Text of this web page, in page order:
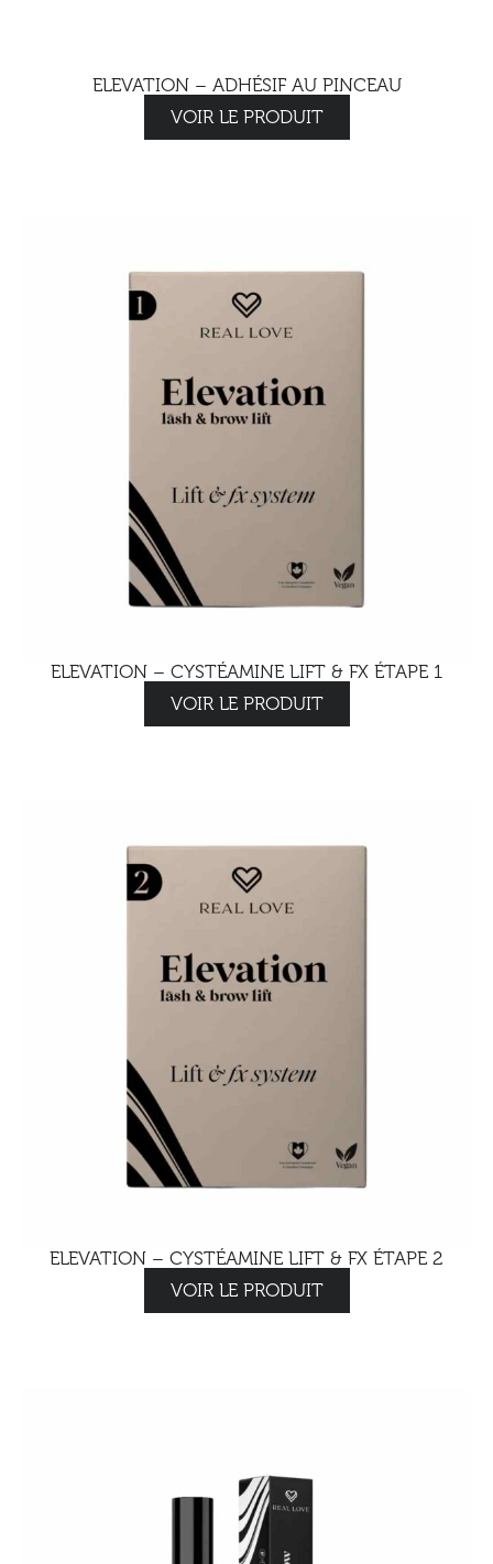
ELEVATION – ADHÉSIF AU PINCEAU
VOIR LE PRODUIT
ELEVATION – CYSTÉAMINE LIFT & FX ÉTAPE 1
VOIR LE PRODUIT
ELEVATION – CYSTÉAMINE LIFT & FX ÉTAPE 2
VOIR LE PRODUIT